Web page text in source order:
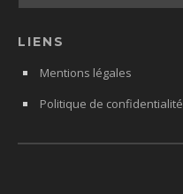
LIENS
Mentions légales
Politique de confidentialité